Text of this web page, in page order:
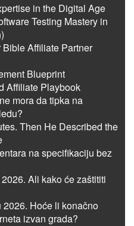
in the Digital Age
Testing Mastery in
Affiliate Partner
Blueprint
Affiliate Playbook
mora da tipka na
Then He Described the
na specifikaciju bez
Ali kako će zaštititi
Hoće li konačno
izvan grada?